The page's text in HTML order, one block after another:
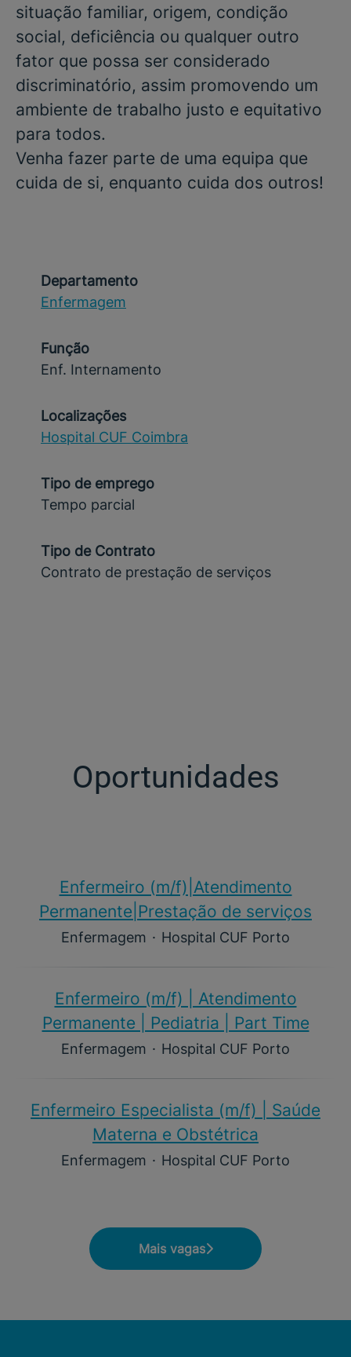
situação familiar, origem, condição
social, deficiência ou qualquer outro
fator que possa ser considerado
discriminatório, assim promovendo um
ambiente de trabalho justo e equitativo
para todos.
Venha fazer parte de uma equipa que
cuida de si, enquanto cuida dos outros!
Departamento
Enfermagem
Função
Enf. Internamento
Localizações
Hospital CUF Coimbra
Tipo de emprego
Tempo parcial
Tipo de Contrato
Contrato de prestação de serviços
Oportunidades
Enfermeiro (m/f)​|Atendimento
Permanente|Prestação de serviços
Enfermagem · Hospital CUF Porto
Enfermeiro (m/f)​ | Atendimento
Permanente | Pediatria | Part Time
Enfermagem · Hospital CUF Porto
Enfermeiro Especialista (m/f)​ | Saúde
Materna e Obstétrica
Enfermagem · Hospital CUF Porto
Mais vagas